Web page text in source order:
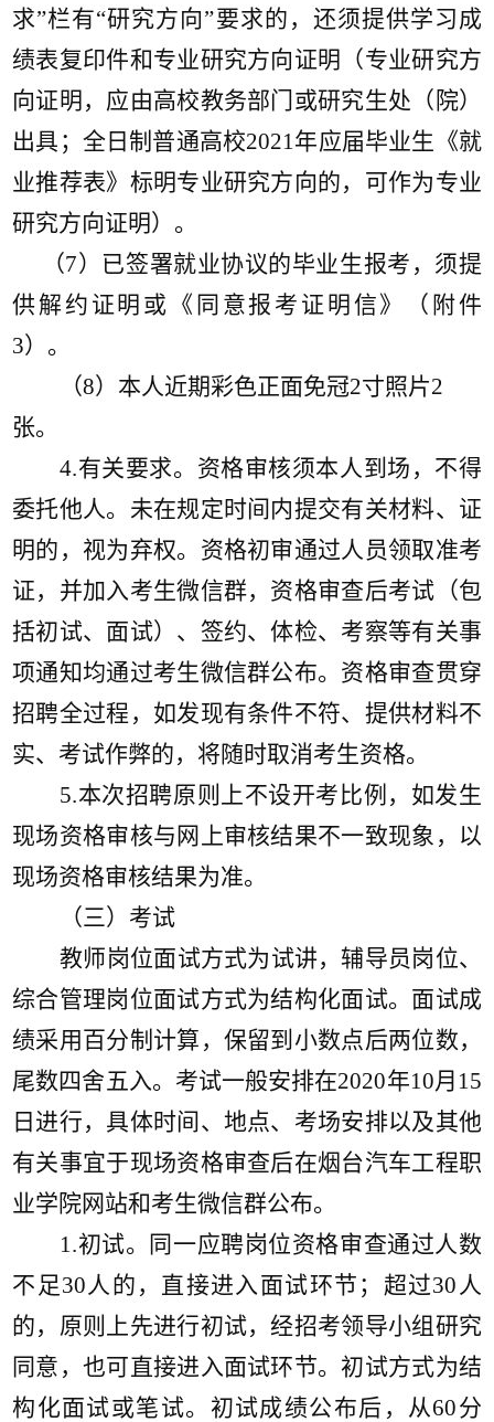
求”栏有“研究方向”要求的，还须提供学习成
绩表复印件和专业研究方向证明（专业研究方
向证明，应由高校教务部门或研究生处（院）
出具；全日制普通高校2021年应届毕业生《就
业推荐表》标明专业研究方向的，可作为专业
研究方向证明）。
（7）已签署就业协议的毕业生报考，须提
供解约证明 或《同意报考证明信》（附件
3） 。
（8）本人近期彩色正面免冠2寸照片2
张。
4.有关要求。资格审核须本人到场，不得
委托他人。未在规定时间内提交有关材料、证
明的，视为弃权。资格初审通过人员领取准考
证，并加入考生微信群，资格审查后考试（包
括初试、面试）、签约、体检、考察等有关事
项通知均通过考生微信群公布。资格审查贯穿
招聘全过程，如发现有条件不符、提供材料不
实、考试作弊的，将随时取消考生资格。
5.本次招聘原则上不设开考比例，如发生
现场资格审核与网上审核结果不一致现象，以
现场资格审核结果为准。
（三）考试
教师岗位面试方式为试讲，辅导员岗位、
综合管理岗位面试方式为结构化面试。面试成
绩采用百分制计算，保留到小数点后两位数，
尾数四舍五入。考试一般安排在2020年10月15
日进行，具体时间、地点、考场安排以及其他
有关事宜于现场资格审查后在烟台汽车工程职
业学院网站和考生微信群公布。
1.初试。同一应聘岗位资格审查通过人数
不足30人的，直接进入面试环节；超过30人
的，原则上先进行初试，经招考领导小组研究
同意，也可直接进入面试环节。初试方式为结
构化面试或笔试。初试成绩公布后，从60分